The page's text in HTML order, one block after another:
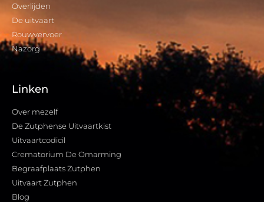
Overlijden
De uitvaart
Rouwvervoer
Nazorg
Linken
Over mezelf
De Zutphense Uitvaartkist
Uitvaartcodicil
Crematorium De Omarming
Begraafplaats Zutphen
Uitvaart Zutphen
Blog